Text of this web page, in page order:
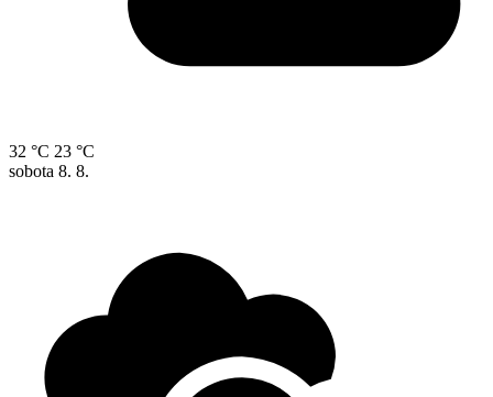
32 °C 23 °C
sobota 8. 8.